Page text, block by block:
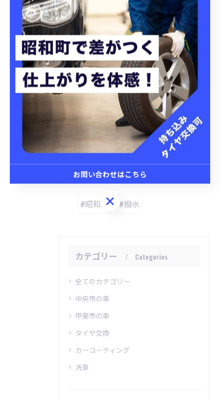
#車パーツ取付 #タイヤ交換
#手洗い洗車 #撥水 #洗車
昭和町にてタイヤ交換を実施昭和町にて洗車プランを提
タイヤ交換 洗車
一覧に戻る 次のページ >
関連タグ
#昭和町 #撥水
カテゴリー Categories
全てのカテゴリー
中央市の車
甲斐市の車
タイヤ交換
カーコーティング
洗車
お問い合わせはこちら
お問い合わせはこちら